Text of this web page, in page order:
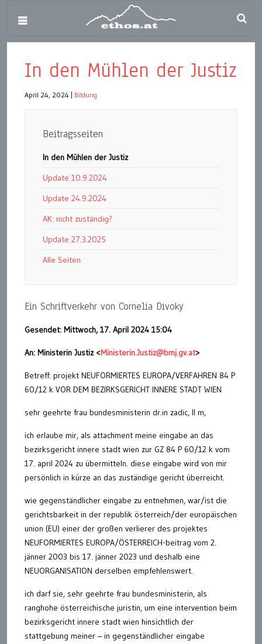
In den Mühlen der Justiz
April 24, 2024 Bildung
Beitragsseiten
In den Mühlen der Justiz
Update 10.9.2024
Update 24.9.2024
AK: nicht zuständig?
Update 27.3.2025
Alle Seiten
Ein Schriftverkehr von Cornelia Divoky
Gesendet: Mittwoch, 17. April 2024 15:04
An: Ministerin Justiz <Ministerin.Justiz@bmj.gv.at>
Betreff: projekt NEUFORMIERTES EUROPA/VERFAHREN 84 P
60/12 k VOR DEM BEZIRKSGERICHT INNERE STADT WIEN
sehr geehrte frau bundesministerin dr.in zadic, ll m,
ich erlaube mir, als attachment meine eingabe an das
bezirksgericht innere stadt wien zur GZ 84 P 60/12 k vom
17. april 2024 zu übermitteln. diese eingabe wird von mir
persönlich in kürze an das zuständige gericht überreicht.
wie gegenständlicher eingabe zu entnehmen, war/ist die
gerichtsbarkeit in der republik österreich/der europäischen
union (EU) einer der großen verlierer des projektes
NEUFORMIERTES EUROPA/ÖSTERREICH-beitrag vom 2.
jänner 2003 bis 17. jänner 2023 und deshalb eine
NEUORGANISATION derselben empfehlenswert.
ich darf sie, sehr geehrte frau bundesministerin, als
ranghohe österreichische juristin, um eine intervention beim
bezirksgericht innere stadt wien hinsichtlich der
stattgebung meiner – in gegenständlicher eingabe